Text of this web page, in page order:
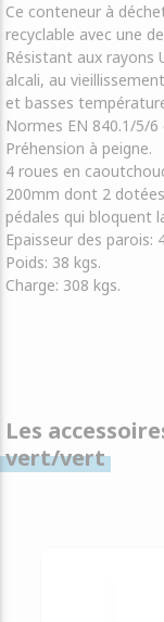
Ce conteneur à
recyclable avec une
Résistant aux rayons
alcali, au
et basses
Normes EN 840.1/5/6
Préhension à peigne.
4 roues en
200mm dont 2
pédales qui bloquent
Epaisseur des parois:
Poids: 38 kgs.
Charge: 308 kgs.
Les
vert/vert